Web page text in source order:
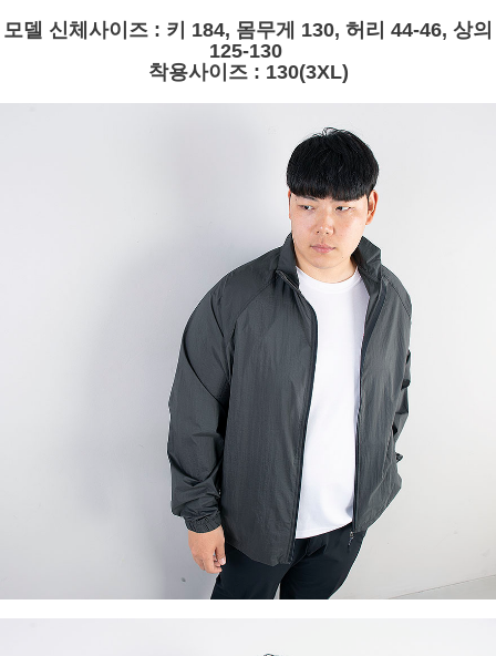
모델 신체사이즈 : 키 184, 몸무게 130, 허리 44-46, 상의
125-130
착용사이즈 : 130(3XL)